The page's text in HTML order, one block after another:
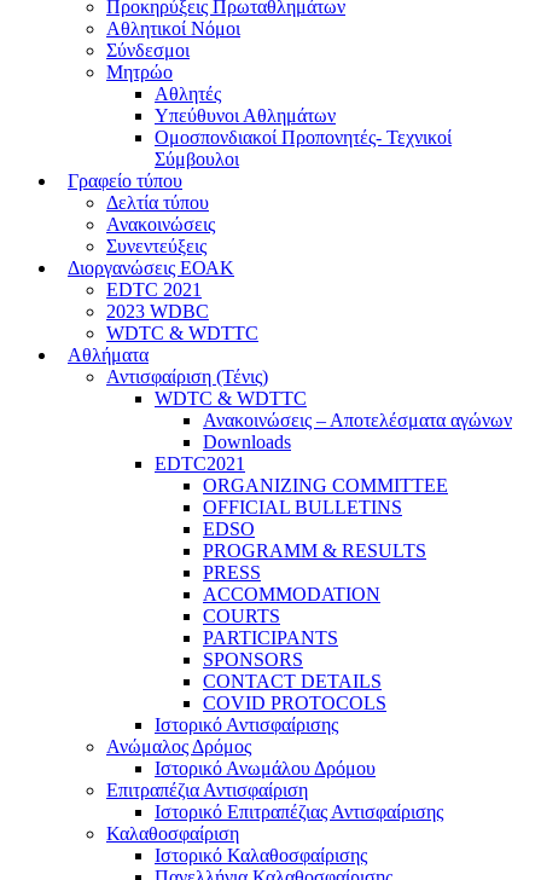
Προκηρύξεις Πρωταθλημάτων
Αθλητικοί Νόμοι
Σύνδεσμοι
Μητρώο
Αθλητές
Υπεύθυνοι Αθλημάτων
Ομοσπονδιακοί Προπονητές- Τεχνικοί
Σύμβουλοι
Γραφείο τύπου
Δελτία τύπου
Ανακοινώσεις
Συνεντεύξεις
Διοργανώσεις ΕΟΑΚ
EDTC 2021
2023 WDBC
WDTC & WDTTC
Αθλήματα
Αντισφαίριση (Τένις)
WDTC & WDTTC
Ανακοινώσεις – Αποτελέσματα αγώνων
Downloads
EDTC2021
ORGANIZING COMMITTEE
OFFICIAL BULLETINS
EDSO
PROGRAMM & RESULTS
PRESS
ACCOMMODATION
COURTS
PARTICIPANTS
SPONSORS
CONTACT DETAILS
COVID PROTOCOLS
Ιστορικό Αντισφαίρισης
Ανώμαλος Δρόμος
Ιστορικό Ανωμάλου Δρόμου
Επιτραπέζια Αντισφαίριση
Ιστορικό Επιτραπέζιας Αντισφαίρισης
Καλαθοσφαίριση
Ιστορικό Καλαθοσφαίρισης